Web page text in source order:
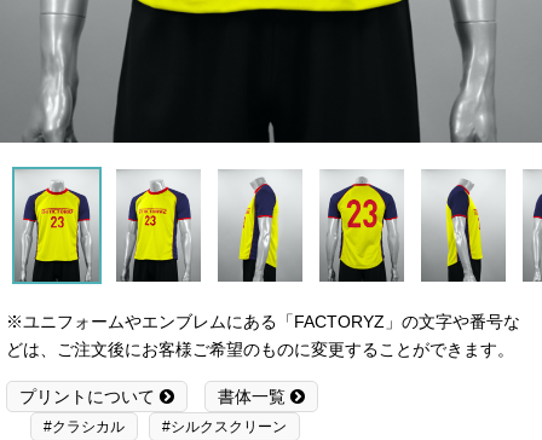
※ユニフォームやエンブレムにある「FACTORYZ」の文字や番号な
どは、ご注文後にお客様ご希望のものに変更することができます。
プリントについて 書体一覧
#クラシカル #シルクスクリーン